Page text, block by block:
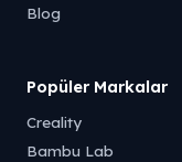
Blog
Popüler Markalar
Creality
Bambu Lab